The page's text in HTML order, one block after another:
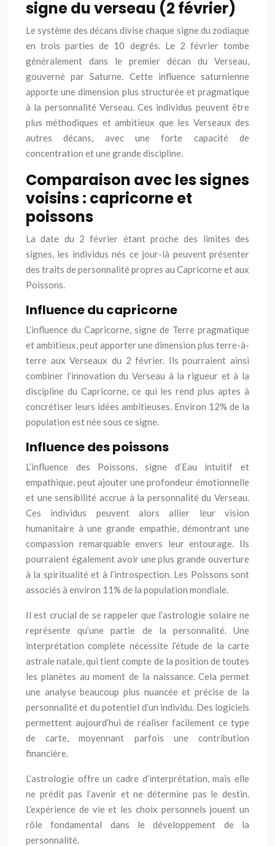
signe du verseau (2 février)
Le système des décans divise chaque signe du zodiaque
en trois parties de 10 degrés. Le 2 février tombe
généralement dans le premier décan du Verseau,
gouverné par Saturne. Cette influence saturnienne
apporte une dimension plus structurée et pragmatique
à la personnalité Verseau. Ces individus peuvent être
plus méthodiques et ambitieux que les Verseaux des
autres décans, avec une forte capacité de
concentration et une grande discipline.
Comparaison avec les signes
voisins : capricorne et
poissons
La date du 2 février étant proche des limites des
signes, les individus nés ce jour-là peuvent présenter
des traits de personnalité propres au Capricorne et aux
Poissons.
Influence du capricorne
L’influence du Capricorne, signe de Terre pragmatique
et ambitieux, peut apporter une dimension plus terre-à-
terre aux Verseaux du 2 février. Ils pourraient ainsi
combiner l’innovation du Verseau à la rigueur et à la
discipline du Capricorne, ce qui les rend plus aptes à
concrétiser leurs idées ambitieuses. Environ 12% de la
population est née sous ce signe.
Influence des poissons
L’influence des Poissons, signe d’Eau intuitif et
empathique, peut ajouter une profondeur émotionnelle
et une sensibilité accrue à la personnalité du Verseau.
Ces individus peuvent alors allier leur vision
humanitaire à une grande empathie, démontrant une
compassion remarquable envers leur entourage. Ils
pourraient également avoir une plus grande ouverture
à la spiritualité et à l’introspection. Les Poissons sont
associés à environ 11% de la population mondiale.
Il est crucial de se rappeler que l’astrologie solaire ne
représente qu’une partie de la personnalité. Une
interprétation complète nécessite l’étude de la carte
astrale natale, qui tient compte de la position de toutes
les planètes au moment de la naissance. Cela permet
une analyse beaucoup plus nuancée et précise de la
personnalité et du potentiel d’un individu. Des logiciels
permettent aujourd’hui de réaliser facilement ce type
de carte, moyennant parfois une contribution
financière.
L’astrologie offre un cadre d’interprétation, mais elle
ne prédit pas l’avenir et ne détermine pas le destin.
L’expérience de vie et les choix personnels jouent un
rôle fondamental dans le développement de la
personnalité.